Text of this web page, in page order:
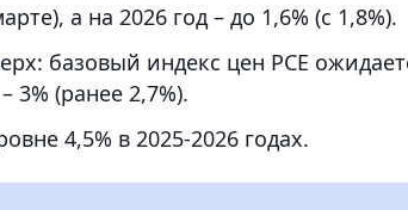
а на 2026 год – до 1,6% (с 1,8%).
базовый индекс цен PCE
3% (ранее 2,7%).
4,5% в 2025-2026 годах.